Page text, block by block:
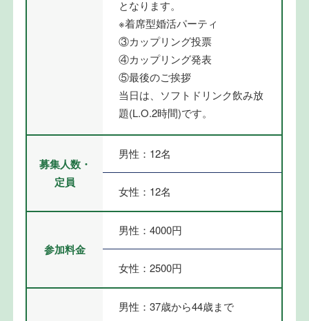
となります。
※着席型婚活パーティ
③カップリング投票
④カップリング発表
⑤最後のご挨拶
当日は、ソフトドリンク飲み放
題(L.O.2時間)です。
募集人数・
定員
男性：12名
女性：12名
参加料金
男性：4000円
女性：2500円
男性：37歳から44歳まで